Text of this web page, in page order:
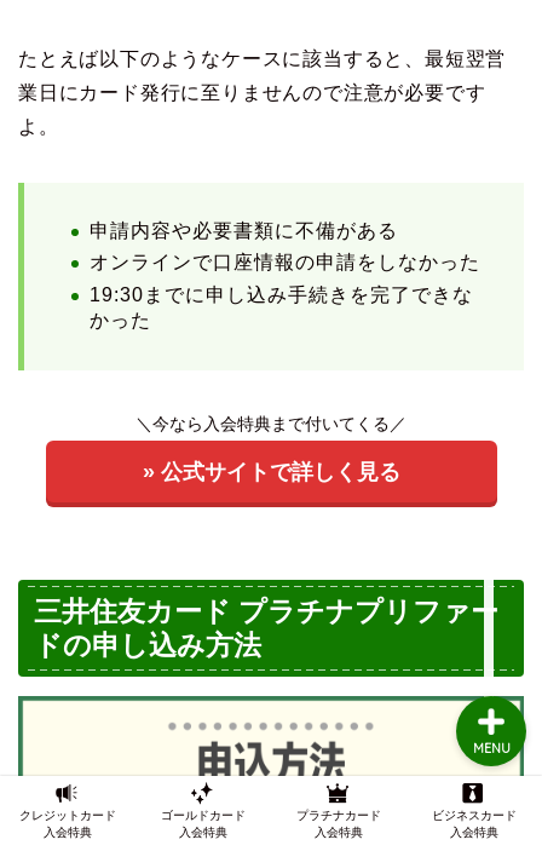
たとえば以下のようなケースに該当すると、最短翌営
業日にカード発行に至りませんので注意が必要です
よ。
申請内容や必要書類に不備がある
オンラインで口座情報の申請をしなかった
19:30までに申し込み手続きを完了できな
かった
＼今なら入会特典まで付いてくる／
» 公式サイトで詳しく見る
三井住友カード プラチナプリファー
ドの申し込み方法
クレジットカード
入会特典
ゴールドカード
入会特典
プラチナカード
入会特典
ビジネスカード
入会特典
MENU
インビテーション